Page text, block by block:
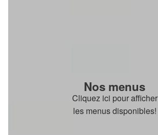
Nos menus
Cliquez ici pour afficher
les menus disponibles!